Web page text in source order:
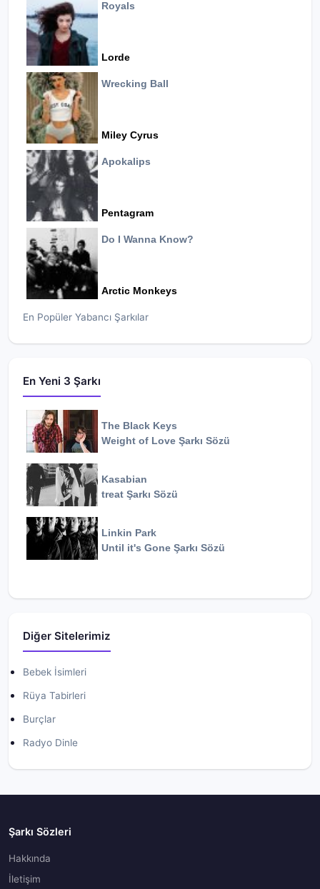
Royals
Lorde
Wrecking Ball
Miley Cyrus
Apokalips
Pentagram
Do I Wanna Know?
Arctic Monkeys
En Popüler Yabancı Şarkılar
En Yeni 3 Şarkı
The Black Keys
Weight of Love Şarkı Sözü
Kasabian
treat Şarkı Sözü
Linkin Park
Until it's Gone Şarkı Sözü
Diğer Sitelerimiz
Bebek İsimleri
Rüya Tabirleri
Burçlar
Radyo Dinle
Şarkı Sözleri
Hakkında
İletişim